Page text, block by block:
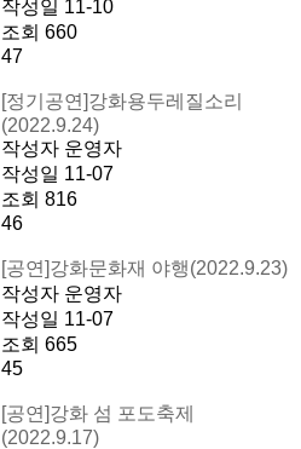
작성일 11-10
조회 660
47
[정기공연]강화용두레질소리
(2022.9.24)
작성자 운영자
작성일 11-07
조회 816
46
[공연]강화문화재 야행(2022.9.23)
작성자 운영자
작성일 11-07
조회 665
45
[공연]강화 섬 포도축제
(2022.9.17)